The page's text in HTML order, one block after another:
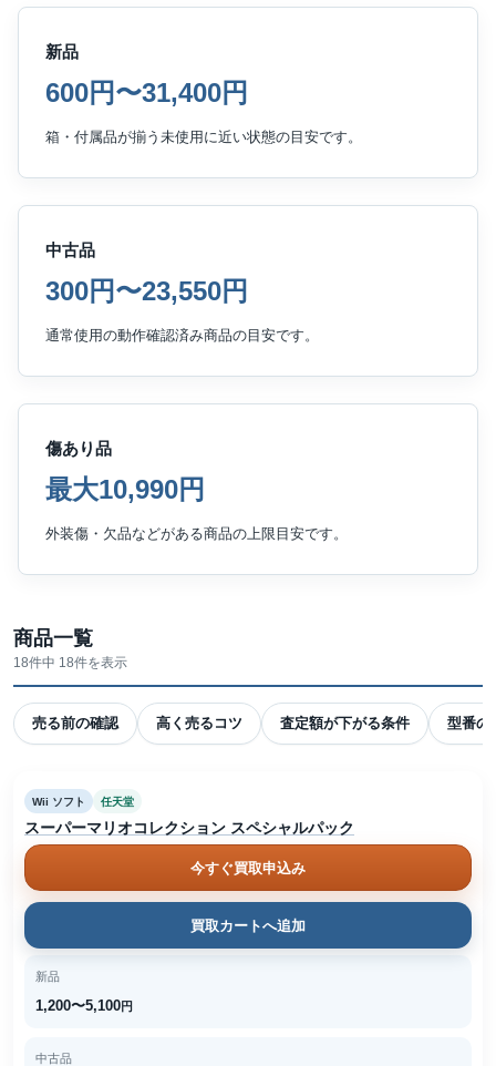
新品
600円〜31,400円
箱・付属品が揃う未使用に近い状態の目安です。
中古品
300円〜23,550円
通常使用の動作確認済み商品の目安です。
傷あり品
最大10,990円
外装傷・欠品などがある商品の上限目安です。
商品一覧
18件中 18件を表示
売る前の確認 高く売るコツ 査定額が下がる条件 型番の
Wii ソフト 任天堂
スーパーマリオコレクション スペシャルパック
今すぐ買取申込み
買取カートへ追加
新品
1,200〜5,100円
中古品